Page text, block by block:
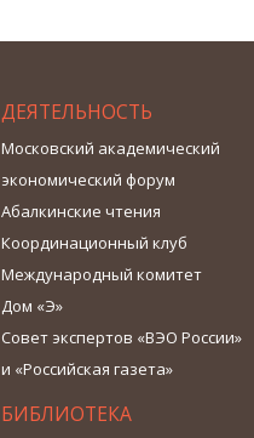
ДЕЯТЕЛЬНОСТЬ
Московский академический
экономический форум
Абалкинские чтения
Координационный клуб
Международный комитет
Дом «Э»
Совет экспертов «ВЭО России»
и «Российская газета»
БИБЛИОТЕКА